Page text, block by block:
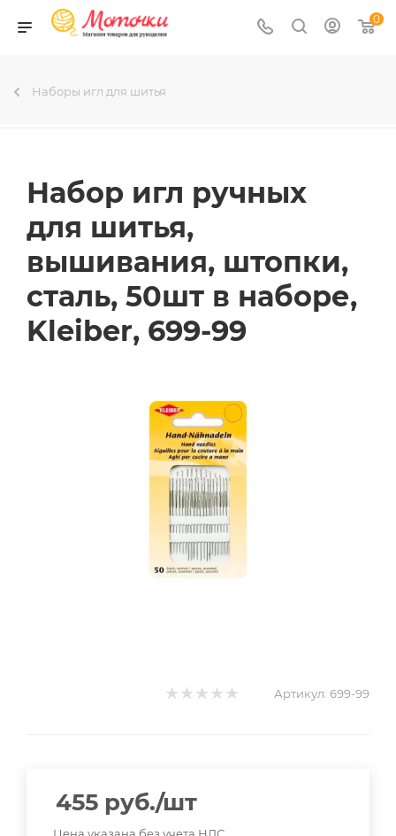
0
Наборы игл для шитья
Набор игл ручных
для шитья,
вышивания, штопки,
сталь, 50шт в наборе,
Kleiber, 699-99
Артикул: 699-99
455 руб./шт